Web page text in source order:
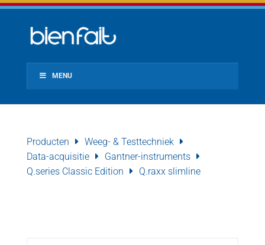
MENU
Producten
Weeg- & Testtechniek
Data-acquisitie
Gantner-instruments
Q.series Classic Edition
Q.raxx slimline